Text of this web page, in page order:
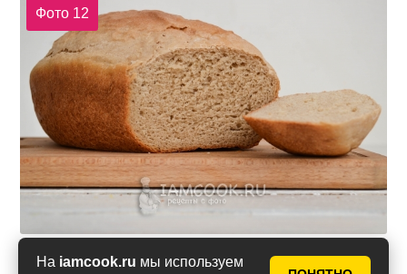
На iamcook.ru мы используем
Фото 12